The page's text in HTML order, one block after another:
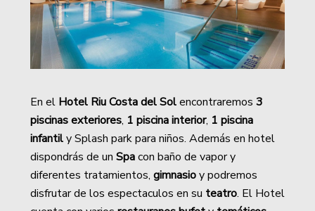
En el Hotel Riu Costa del Solencontraremos 3
piscinas exteriores, 1 piscina interior, 1 piscina
infantily Splash park para niños. Además en hotel
dispondrás de un Spacon baño de vapor y
diferentes tratamientos, gimnasioy podremos
disfrutar de los espectaculos en su teatro. El Hotel